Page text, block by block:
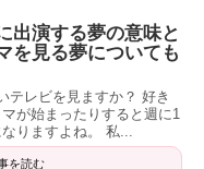
出演する夢の意味と
を見る夢についても
テレビを見ますか？ 好き
が始まったりすると週に1
りますよね。 私...
を読む